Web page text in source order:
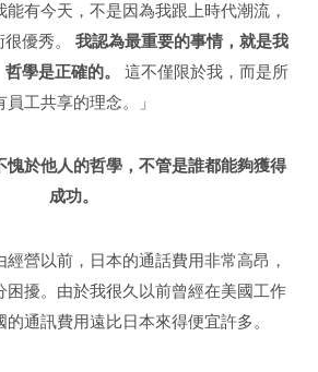
有今天，不是因為我跟上時代潮流，
優秀。 我認為最重要的事情，就是我
學是正確的。
這不僅限於我，而是所
員工共享的理念。」
愧於他人的哲學，不管是誰都能夠獲得
成功。
營以前，日本的通話費用非常高昂，
困擾。由於我很久以前曾經在美國工作
通訊費用遠比日本來得便宜許多。